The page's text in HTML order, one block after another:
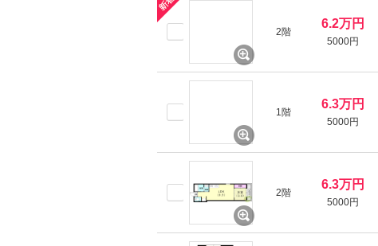
2階
6.2万円
5000円
1階
6.3万円
5000円
2階
6.3万円
5000円